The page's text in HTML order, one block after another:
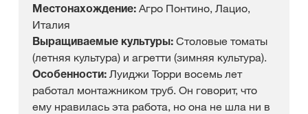
Местонахождение: Агро Понтино, Лацио,
Италия
Выращиваемые культуры: Столовые томаты
(летняя культура) и агретти (зимняя культура).
Особенности: Луиджи Торри восемь лет
работал монтажником труб. Он говорит, что
ему нравилась эта работа, но она не шла ни в